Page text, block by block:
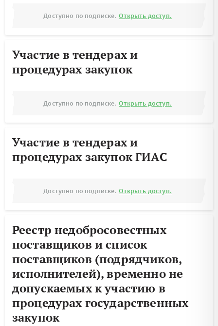
Доступно по подписке. Открыть доступ.
Участие в тендерах и
процедурах закупок
Доступно по подписке. Открыть доступ.
Участие в тендерах и
процедурах закупок ГИАС
Доступно по подписке. Открыть доступ.
Реестр недобросовестных
поставщиков и список
поставщиков (подрядчиков,
исполнителей), временно не
допускаемых к участию в
процедурах государственных
закупок